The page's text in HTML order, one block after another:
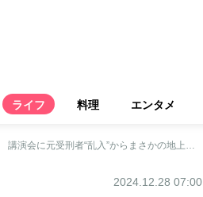
ライフ 料理 エンタメ
67歳オバ記者が振り返る「面白い1年だった」2024年 講演会に元受刑者“乱入”からまさかの地上波出演、茨城への原チャ旅まで
2024.12.28 07:00